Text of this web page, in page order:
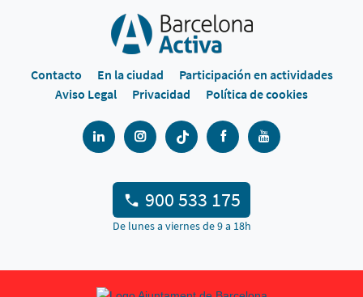
Contacto En la ciudad
Participación en actividades
Aviso Legal
Privacidad Política de cookies
900 533 175
De lunes a viernes de 9 a 18h